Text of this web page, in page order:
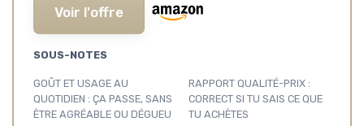
Voir l'offre
SOUS-NOTES
GOÛT ET USAGE AU
QUOTIDIEN : ÇA PASSE, SANS
ÊTRE AGRÉABLE OU DÉGUEU
RAPPORT QUALITÉ-PRIX :
CORRECT SI TU SAIS CE QUE
TU ACHÈTES